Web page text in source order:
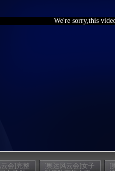
We're sorry,this
会]完整
[奥运风云会]女子
[